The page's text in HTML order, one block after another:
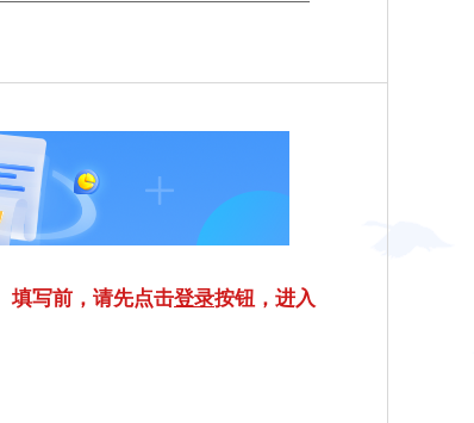
填写前，请先点击登录按钮，进入